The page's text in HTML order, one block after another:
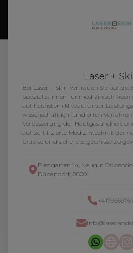
Laser +
Bei Laser + Skin vertrauen Sie auf
Spezialistinnen für medizinisch-
auf höchstem Niveau. Unser
wissenschaftlich fundierten
Verbesserung der Hautgesundheit
auf zertifizierte Medizintechnik der
präzise und sichere Ergebnisse zu
Riedgarten 14, Neugut
Dübendorf, 8600